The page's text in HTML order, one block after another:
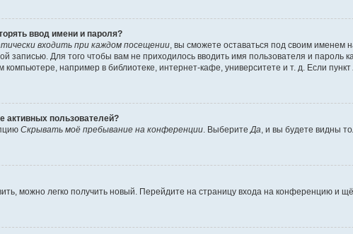
ввод имени и пароля?
входить при каждом посещении, вы сможете оставаться под своим именем
записью. Для того чтобы вам не приходилось вводить имя пользователя и
например в библиотеке, интернет-кафе, университете и т. д. Если пункт
активных пользователей?
Скрывать моё пребывание на конференции. ВыберитеДа, и вы будете видны
можно легко получить новый. Перейдите на страницу входа на конференцию и